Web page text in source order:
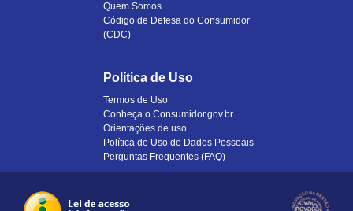
Quem Somos
Código de Defesa do Consumidor
(CDC)
Política de Uso
Termos de Uso
Conheça o Consumidor.gov.br
Orientações de uso
Política de Uso de Dados Pessoais
Perguntas Frequentes (FAQ)